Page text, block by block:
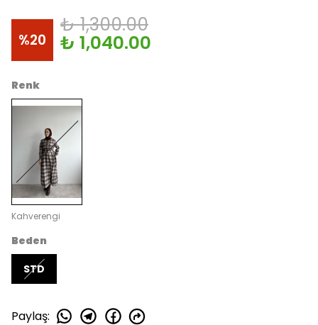
%20
₺ 1,300.00
₺ 1,040.00
Renk
Kahverengi
Beden
STD
Paylaş: